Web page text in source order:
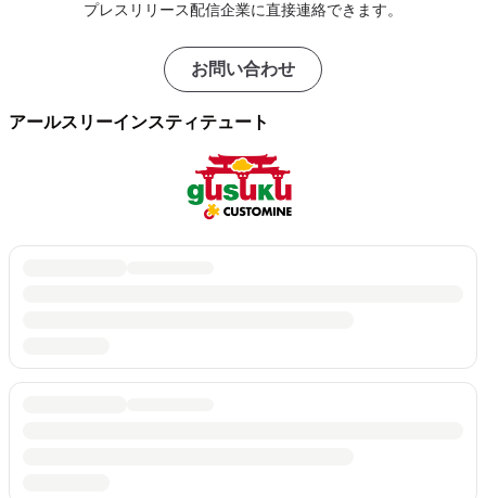
プレスリリース配信企業に直接連絡できます。
お問い合わせ
アールスリーインスティテュート